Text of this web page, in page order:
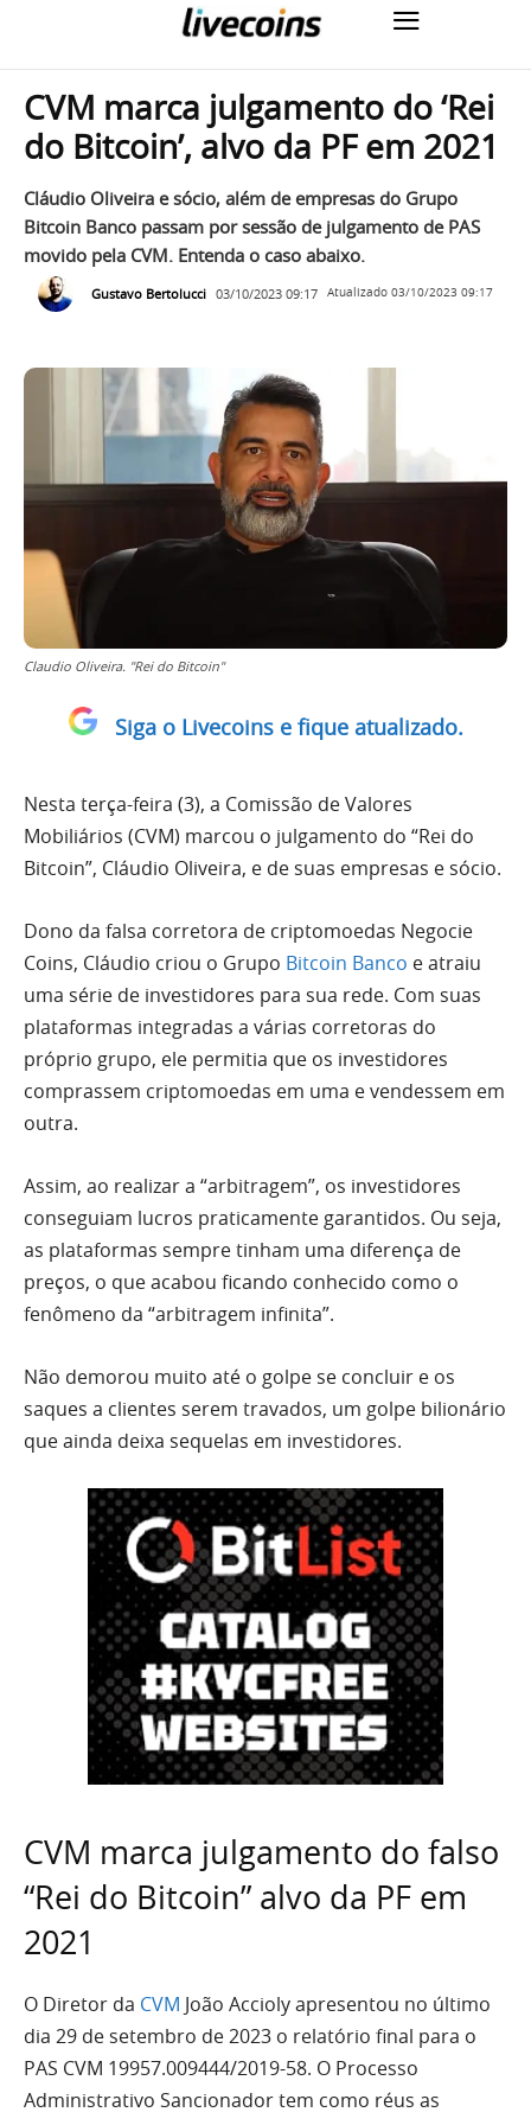
CVM marca julgamento do ‘Rei
do Bitcoin’, alvo da PF em 2021
Cláudio Oliveira e sócio, além de empresas do Grupo
Bitcoin Banco passam por sessão de julgamento de PAS
movido pela CVM. Entenda o caso abaixo.
Gustavo Bertolucci 03/10/2023 09:17 Atualizado 03/10/2023 09:17
Claudio Oliveira. "Rei do Bitcoin"
Siga o Livecoins e fique atualizado.
Nesta terça-feira (3), a Comissão de Valores
Mobiliários (CVM) marcou o julgamento do “Rei do
Bitcoin”, Cláudio Oliveira, e de suas empresas e sócio.
Dono da falsa corretora de criptomoedas Negocie
Coins, Cláudio criou o Grupo Bitcoin Banco e atraiu
uma série de investidores para sua rede. Com suas
plataformas integradas a várias corretoras do
próprio grupo, ele permitia que os investidores
comprassem criptomoedas em uma e vendessem em
outra.
Assim, ao realizar a “arbitragem”, os investidores
conseguiam lucros praticamente garantidos. Ou seja,
as plataformas sempre tinham uma diferença de
preços, o que acabou ficando conhecido como o
fenômeno da “arbitragem infinita”.
Não demorou muito até o golpe se concluir e os
saques a clientes serem travados, um golpe bilionário
que ainda deixa sequelas em investidores.
CVM marca julgamento do falso
“Rei do Bitcoin” alvo da PF em
2021
O Diretor da CVM João Accioly apresentou no último
dia 29 de setembro de 2023 o relatório final para o
PAS CVM 19957.009444/2019-58. O Processo
Administrativo Sancionador tem como réus as